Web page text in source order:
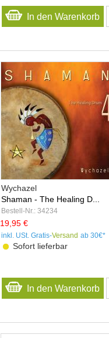
In den Warenkorb
Wychazel
Shaman - The Healing D...
Bestell-Nr.: 34234
19,95 €
inkl. USt. Gratis-Versand ab 30€*
Sofort lieferbar
In den Warenkorb